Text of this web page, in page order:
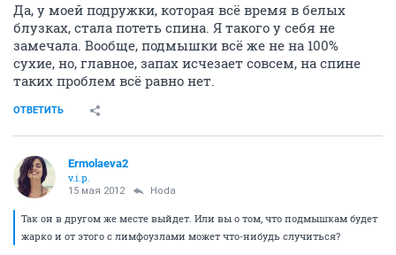
Да, у моей подружки, которая всё время в белых
блузках, стала потеть спина. Я такого у себя не
замечала. Вообще, подмышки всё же не на 100%
сухие, но, главное, запах исчезает совсем, на спине
таких проблем всё равно нет.
ОТВЕТИТЬ
Ermolaeva2
v.i.p.
15 мая 2012 Hoda
Так он в другом же месте выйдет. Или вы о том, что подмышкам будет
жарко и от этого с лимфоузлами может что-нибудь случиться?